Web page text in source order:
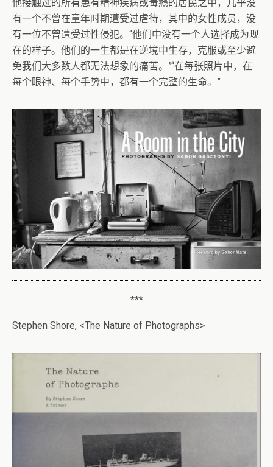
他接触过的所有患有精神疾病或毒瘾的居民之中，几乎没
有一个不曾在童年时期遭受过虐待，其中的女性成员，没
有一位不曾遭受过性侵犯。“他们中没有一个人选择成为现
在的样子。他们的一生都是在逆境中生存，克服或至少避
免我们大多数人都无法想象的痛苦。”“在每张照片中，在
每个眼神、每个手势中，都有一个完整的生命。”
***
Stephen Shore, <The Nature of Photographs>